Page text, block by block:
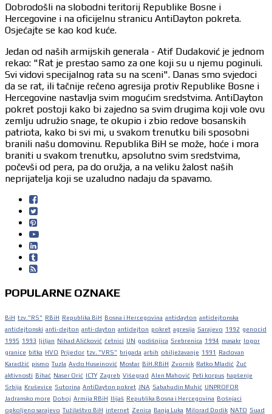
Dobrodošli na slobodni teritorij Republike Bosne i
Hercegovine i na oficijelnu stranicu AntiDayton pokreta.
Osjećajte se kao kod kuće.
Jedan od naših armijskih generala - Atif Dudaković je jednom
rekao: "Rat je prestao samo za one koji su u njemu poginuli.
Svi vidovi specijalnog rata su na sceni". Danas smo svjedoci
da se rat, ili tačnije rečeno agresija protiv Republike Bosne i
Hercegovine nastavlja svim mogućim sredstvima. AntiDayton
pokret postoji kako bi zajedno sa svim drugima koji vole ovu
zemlju udružio snage, te okupio i zbio redove bosanskih
patriota, kako bi svi mi, u svakom trenutku bili sposobni
branili našu domovinu. Republika BiH se može, hoće i mora
braniti u svakom trenutku, apsolutno svim sredstvima,
počevši od pera, pa do oružja, a na veliku žalost naših
neprijatelja koji se uzaludno nadaju da spavamo.
POPULARNE OZNAKE
BiH tzv."RS" RBiH Republika BiH Bosna i Hercegovina antidayton antidejtonska
antidejtonski anti-dejton anti-dayton antidejton pokret agresija Sarajevo 1992 genocid
1995 1993 ljiljan Nihad Aličković četnici UN godišnjica Srebrenica 1994 masakr logor
granice bitka HVO Prijedor tzv. "VRS" brigada arbih obilježavanje 1991
Radovan
Karadžić pismo Tuzla Avdo Huseinović Mostar BiH.RBiH Zvornik Ratko Mladić Žuč
aktivnosti Bihać Naser Orić ICTY Zagreb Višegrad Alen Mahović Peti korpus hapšenje
Srbija Kruševice Sutorina AntiDayton pokret JNA Sabahudin Muhić UNPROFOR
Jadransko more Doboj Armija RBiH Ilijaš Republika Bosna i Hercegovina Bošnjaci
opkoljeno sarajevo Tužilaštvo BiH internet Zenica Banja Luka Milorad Dodik NATO Suad